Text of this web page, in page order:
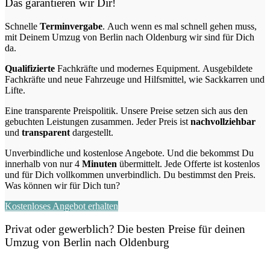
Das garantieren wir Dir!
Schnelle Terminvergabe. Auch wenn es mal schnell gehen muss,
mit Deinem Umzug von Berlin nach Oldenburg wir sind für Dich
da.
Qualifizierte Fachkräfte und modernes Equipment. Ausgebildete
Fachkräfte und neue Fahrzeuge und Hilfsmittel, wie Sackkarren und
Lifte.
Eine transparente Preispolitik. Unsere Preise setzen sich aus den
gebuchten Leistungen zusammen. Jeder Preis ist nachvollziehbar
und transparent dargestellt.
Unverbindliche und kostenlose Angebote. Und die bekommst Du
innerhalb von nur 4 Minuten übermittelt. Jede Offerte ist kostenlos
und für Dich vollkommen unverbindlich. Du bestimmst den Preis.
Was können wir für Dich tun?
Kostenloses Angebot erhalten
Privat oder gewerblich? Die besten Preise für deinen
Umzug von Berlin nach Oldenburg